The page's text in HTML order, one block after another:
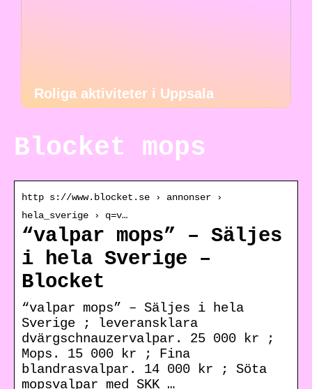
Roliga aktiviteter i Uppsala
Blocket mops
http s://www.blocket.se › annonser ›
hela_sverige › q=v…
“valpar mops” – Säljes
i hela Sverige –
Blocket
“valpar mops” – Säljes i hela
Sverige ; leveransklara
dvärgschnauzervalpar. 25 000 kr ;
Mops. 15 000 kr ; Fina
blandrasvalpar. 14 000 kr ; Söta
mopsvalpar med SKK …